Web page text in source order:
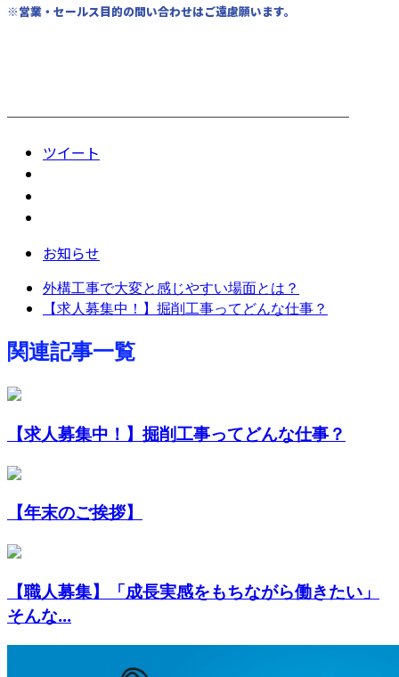
※営業・セールス目的の問い合わせはご遠慮願います。
────────────────────────
ツイート
お知らせ
外構工事で大変と感じやすい場面とは？
【求人募集中！】掘削工事ってどんな仕事？
関連記事一覧
【求人募集中！】掘削工事ってどんな仕事？
【年末のご挨拶】
【職人募集】「成長実感をもちながら働きたい」
そんな...